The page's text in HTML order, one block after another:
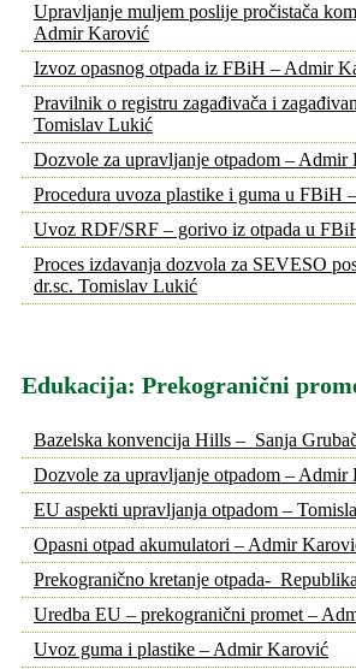
Upravljanje muljem poslije pročistača
Admir Karović
Izvoz opasnog otpada iz FBiH – Admir
Pravilnik o registru zagađivača i
Tomislav Lukić
Dozvole za upravljanje otpadom – Admir
Procedura uvoza plastike i guma u FBiH
Uvoz RDF/SRF – gorivo iz otpada u
Proces izdavanja dozvola za SEVESO
dr.sc. Tomislav Lukić
Edukacija: Prekogranični
Bazelska konvencija Hills – Sanja
Dozvole za upravljanje otpadom – Admir
EU aspekti upravljanja otpadom –
Opasni otpad akumulatori – Admir
Prekogranično kretanje otpada-
Uredba EU – prekogranični promet –
Uvoz guma i plastike – Admir Karović